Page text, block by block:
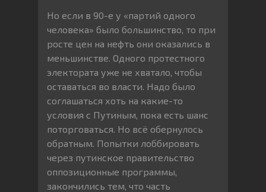
Но если в 90-е у «партий одного
человека» было большинство, то при
росте цен на нефть они оказались в
меньшинстве. Одного протестного
электората уже не хватало, чтобы
оставаться во власти. Надо было
соглашаться хоть на какие-то
условия с Путиным, пока есть шанс
поторговаться. Но всё обернулось
обратным. Попытки лоббировать
через путинское правительство
оппозиционные программы,
закончились тем, что часть